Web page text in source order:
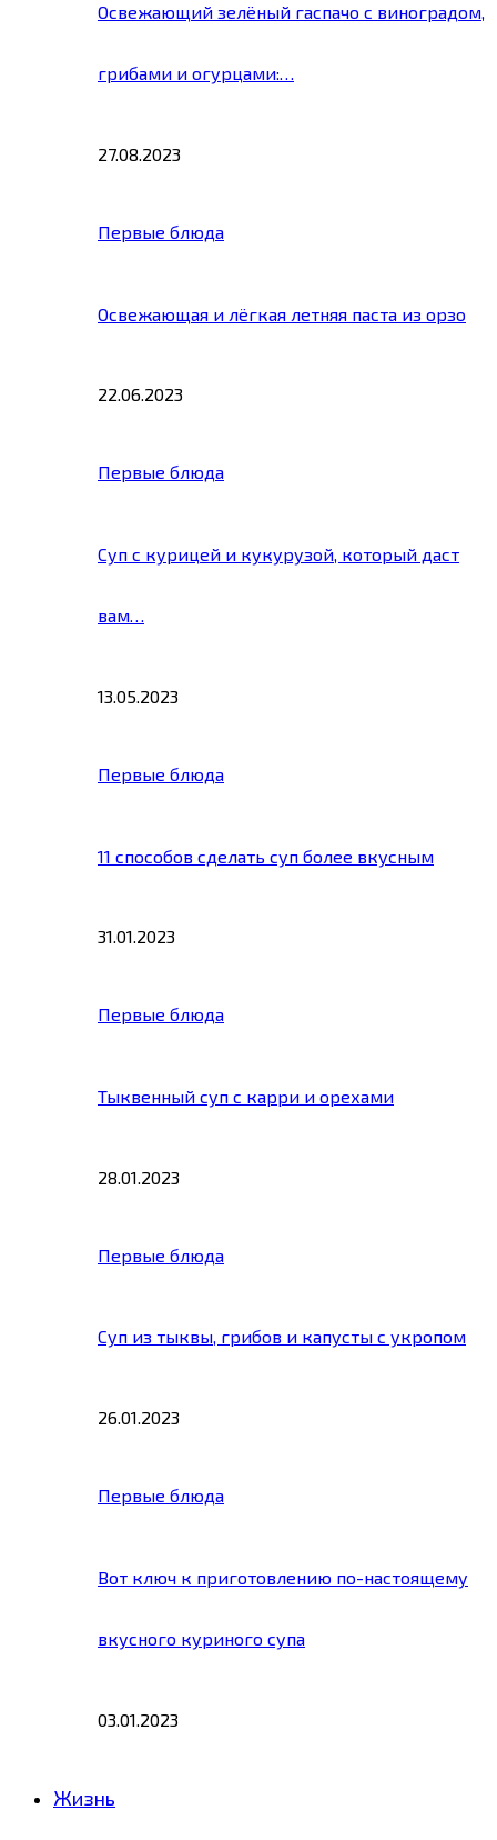
Освежающий зелёный гаспачо с виноградом,
грибами и огурцами:…
27.08.2023
Первые блюда
Освежающая и лёгкая летняя паста из орзо
22.06.2023
Первые блюда
Суп с курицей и кукурузой, который даст
вам…
13.05.2023
Первые блюда
11 способов сделать суп более вкусным
31.01.2023
Первые блюда
Тыквенный суп с карри и орехами
28.01.2023
Первые блюда
Суп из тыквы, грибов и капусты с укропом
26.01.2023
Первые блюда
Вот ключ к приготовлению по-настоящему
вкусного куриного супа
03.01.2023
Жизнь